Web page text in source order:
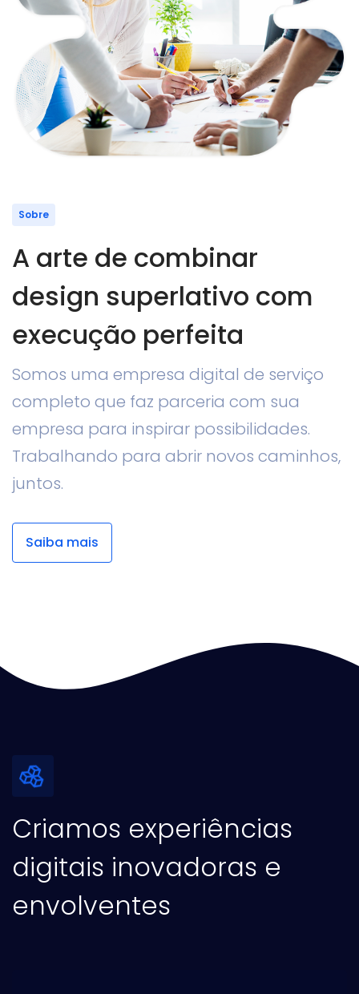
Sobre
A arte de combinar
design superlativo com
execução perfeita
Somos uma empresa digital de serviço
completo que faz parceria com sua
empresa para inspirar possibilidades.
Trabalhando para abrir novos caminhos,
juntos.
Saiba mais
Criamos experiências
digitais inovadoras e
envolventes